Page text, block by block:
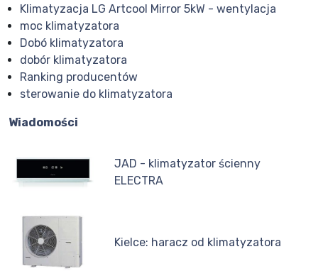
Klimatyzacja LG Artcool Mirror 5kW - wentylacja
moc klimatyzatora
Dobó klimatyzatora
dobór klimatyzatora
Ranking producentów
sterowanie do klimatyzatora
Wiadomości
JAD - klimatyzator ścienny
ELECTRA
Kielce: haracz od klimatyzatora